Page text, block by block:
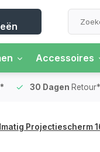
Accessoires
30 Dagen Retour*
Projectiescherm